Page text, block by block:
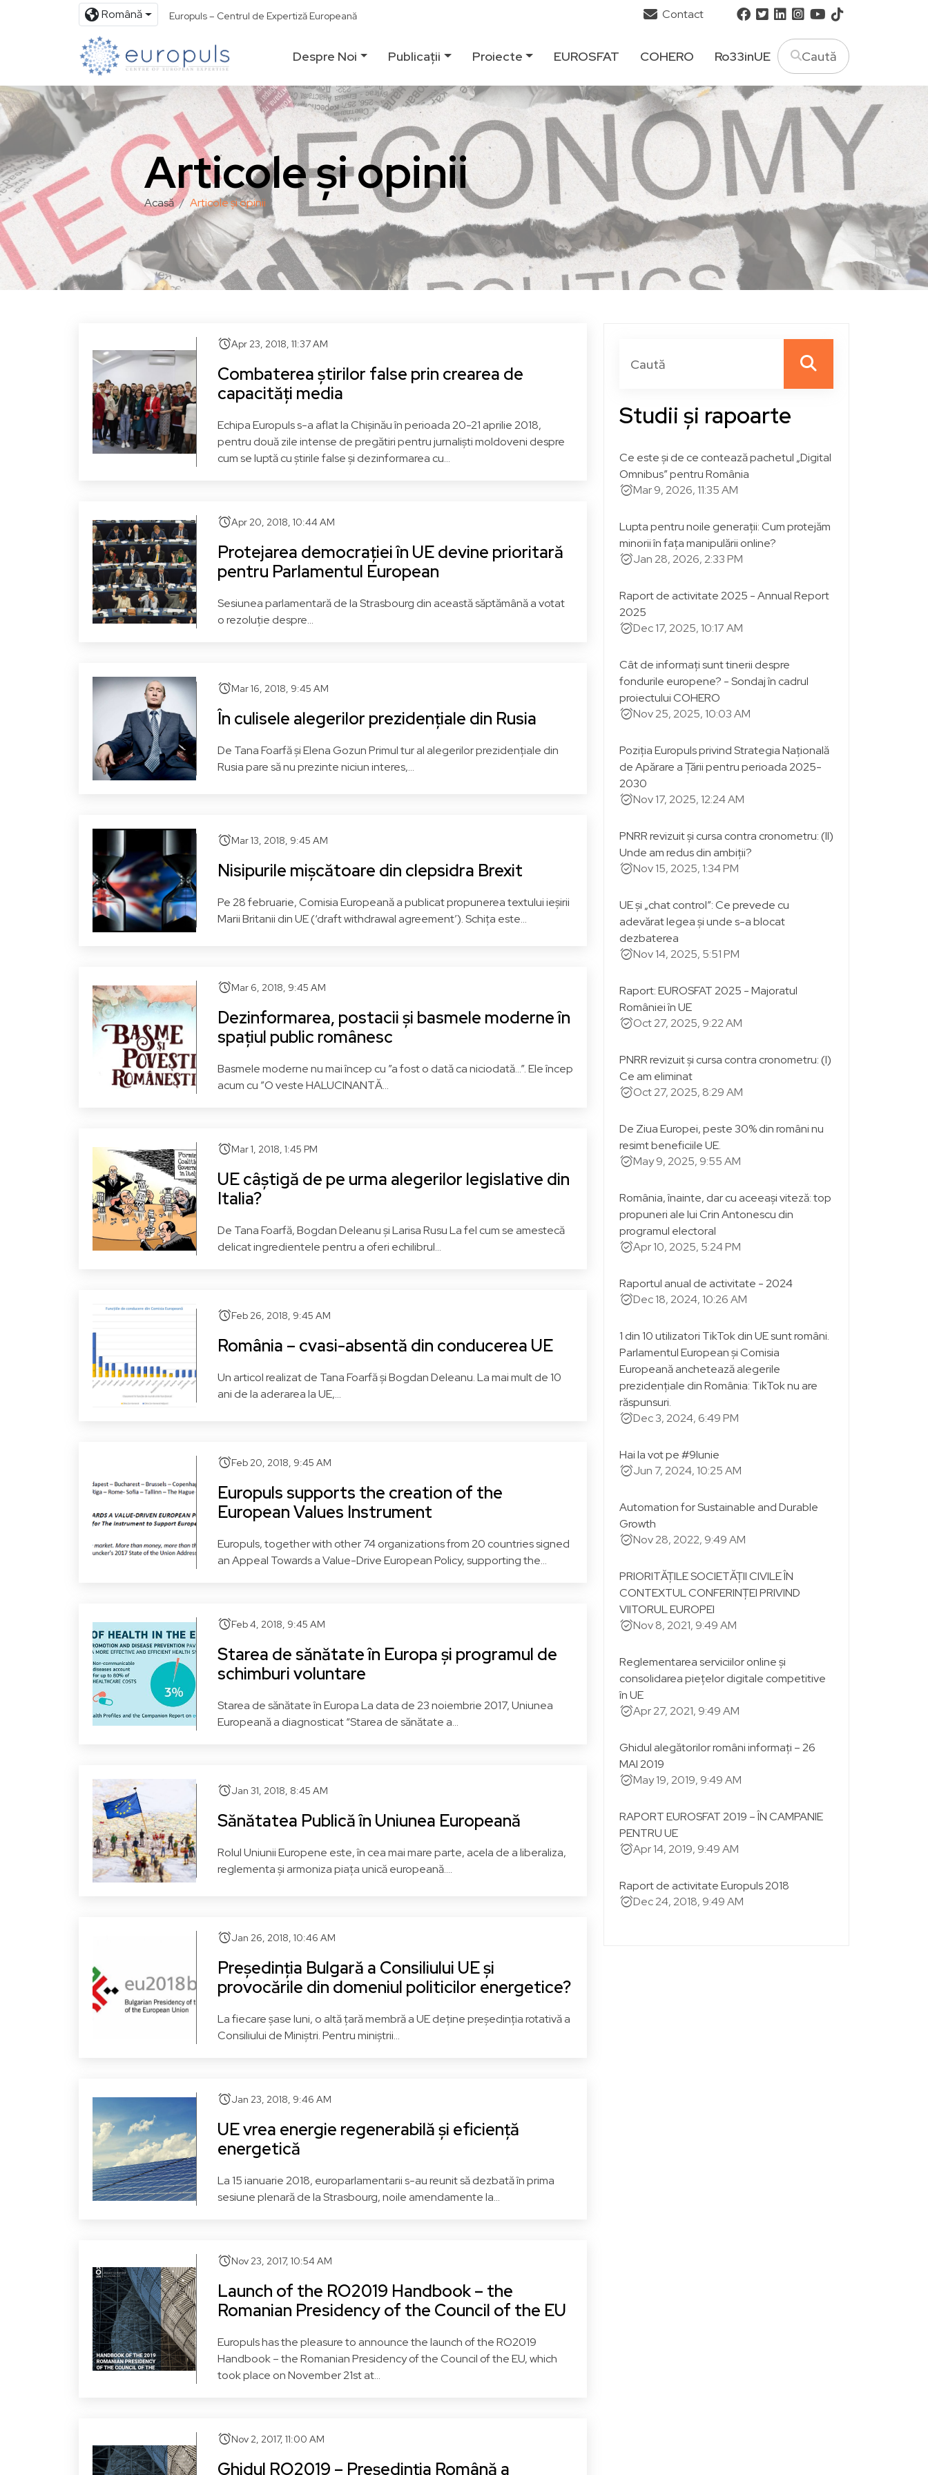
Română Europuls – Centrul de Expertiză Europeană Contact
Despre Noi Publicații Proiecte EUROSFAT COHERO Ro33inUE
Articole și opinii
Acasă Articole și opinii
alarmApr 23, 2018, 11:37 AM
Combaterea știrilor false prin crearea de
capacități media
Echipa Europuls s-a aflat la Chișinău în perioada 20-21 aprilie 2018,
pentru două zile intense de pregătiri pentru jurnaliști moldoveni despre
cum se luptă cu știrile false și dezinformarea cu...
alarmApr 20, 2018, 10:44 AM
Protejarea democrației în UE devine prioritară
pentru Parlamentul European
Sesiunea parlamentară de la Strasbourg din această săptămână a votat
o rezoluție despre...
alarmMar 16, 2018, 9:45 AM
În culisele alegerilor prezidențiale din Rusia
De Tana Foarfă și Elena Gozun Primul tur al alegerilor prezidențiale din
Rusia pare să nu prezinte niciun interes,...
alarmMar 13, 2018, 9:45 AM
Nisipurile mişcătoare din clepsidra Brexit
Pe 28 februarie, Comisia Europeană a publicat propunerea textului ieşirii
Marii Britanii din UE (‘draft withdrawal agreement’). Schiţa este...
alarmMar 6, 2018, 9:45 AM
Dezinformarea, postacii și basmele moderne în
spațiul public românesc
Basmele moderne nu mai încep cu ”a fost o dată ca niciodată…”. Ele încep
acum cu ”O veste HALUCINANTĂ...
alarmMar 1, 2018, 1:45 PM
UE câștigă de pe urma alegerilor legislative din
Italia?
De Tana Foarfă, Bogdan Deleanu și Larisa Rusu La fel cum se amestecă
delicat ingredientele pentru a oferi echilibrul...
alarmFeb 26, 2018, 9:45 AM
România – cvasi-absentă din conducerea UE
Un articol realizat de Tana Foarfă și Bogdan Deleanu. La mai mult de 10
ani de la aderarea la UE,...
alarmFeb 20, 2018, 9:45 AM
Europuls supports the creation of the
European Values Instrument
Europuls, together with other 74 organizations from 20 countries signed
an Appeal Towards a Value-Drive European Policy, supporting the...
alarmFeb 4, 2018, 9:45 AM
Starea de sănătate în Europa și programul de
schimburi voluntare
Starea de sănătate în Europa La data de 23 noiembrie 2017, Uniunea
Europeană a diagnosticat “Starea de sănătate a...
alarmJan 31, 2018, 8:45 AM
Sănătatea Publică în Uniunea Europeană
Rolul Uniunii Europene este, în cea mai mare parte, acela de a liberaliza,
reglementa și armoniza piața unică europeană....
alarmJan 26, 2018, 10:46 AM
Președinția Bulgară a Consiliului UE și
provocările din domeniul politicilor energetice?
La fiecare șase luni, o altă țară membră a UE deține președinția rotativă a
Consiliului de Miniștri. Pentru miniștrii...
alarmJan 23, 2018, 9:46 AM
UE vrea energie regenerabilă și eficiență
energetică
La 15 ianuarie 2018, europarlamentarii s-au reunit să dezbată în prima
sesiune plenară de la Strasbourg, noile amendamente la...
alarmNov 23, 2017, 10:54 AM
Launch of the RO2019 Handbook – the
Romanian Presidency of the Council of the EU
Europuls has the pleasure to announce the launch of the RO2019
Handbook – the Romanian Presidency of the Council of the EU, which
took place on November 21st at...
alarmNov 2, 2017, 11:00 AM
Ghidul RO2019 – Președinția Română a
Studii și rapoarte
Ce este și de ce contează pachetul „Digital
Omnibus” pentru România
alarm_onMar 9, 2026, 11:35 AM
Lupta pentru noile generații: Cum protejăm
minorii în fața manipulării online?
alarm_onJan 28, 2026, 2:33 PM
Raport de activitate 2025 - Annual Report
2025
alarm_onDec 17, 2025, 10:17 AM
Cât de informați sunt tinerii despre
fondurile europene? - Sondaj în cadrul
proiectului COHERO
alarm_onNov 25, 2025, 10:03 AM
Poziția Europuls privind Strategia Națională
de Apărare a Țării pentru perioada 2025-
2030
alarm_onNov 17, 2025, 12:24 AM
PNRR revizuit și cursa contra cronometru: (II)
Unde am redus din ambiții?
alarm_onNov 15, 2025, 1:34 PM
UE și „chat control”: Ce prevede cu
adevărat legea și unde s-a blocat
dezbaterea
alarm_onNov 14, 2025, 5:51 PM
Raport: EUROSFAT 2025 - Majoratul
României în UE
alarm_onOct 27, 2025, 9:22 AM
PNRR revizuit și cursa contra cronometru: (I)
Ce am eliminat
alarm_onOct 27, 2025, 8:29 AM
De Ziua Europei, peste 30% din români nu
resimt beneficiile UE.
alarm_onMay 9, 2025, 9:55 AM
România, înainte, dar cu aceeași viteză: top
propuneri ale lui Crin Antonescu din
programul electoral
alarm_onApr 10, 2025, 5:24 PM
Raportul anual de activitate - 2024
alarm_onDec 18, 2024, 10:26 AM
1 din 10 utilizatori TikTok din UE sunt români.
Parlamentul European și Comisia
Europeană anchetează alegerile
prezidențiale din România: TikTok nu are
răspunsuri.
alarm_onDec 3, 2024, 6:49 PM
Hai la vot pe #9Iunie
alarm_onJun 7, 2024, 10:25 AM
Automation for Sustainable and Durable
Growth
alarm_onNov 28, 2022, 9:49 AM
PRIORITĂȚILE SOCIETĂȚII CIVILE ÎN
CONTEXTUL CONFERINȚEI PRIVIND
VIITORUL EUROPEI
alarm_onNov 8, 2021, 9:49 AM
Reglementarea serviciilor online și
consolidarea piețelor digitale competitive
în UE
alarm_onApr 27, 2021, 9:49 AM
Ghidul alegătorilor români informați – 26
MAI 2019
alarm_onMay 19, 2019, 9:49 AM
RAPORT EUROSFAT 2019 – ÎN CAMPANIE
PENTRU UE
alarm_onApr 14, 2019, 9:49 AM
Raport de activitate Europuls 2018
alarm_onDec 24, 2018, 9:49 AM